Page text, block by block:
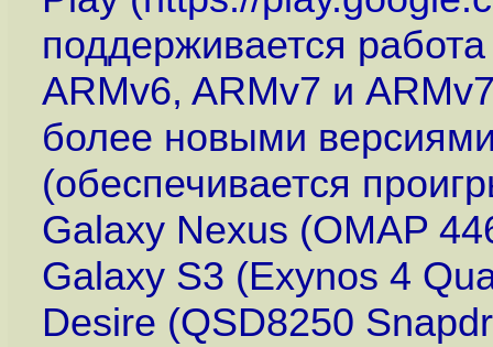
поддерживается
ARMv6, ARMv7 и
более новыми
(обеспечивается
Galaxy Nexus (OMAP
Galaxy S3 (Exynos 4
Desire (QSD8250